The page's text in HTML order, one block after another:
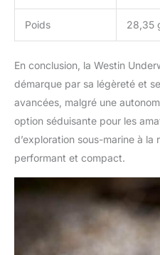
Poids 28,35
En conclusion, la Westin
démarque par sa légèreté et
avancées, malgré une
option séduisante pour les
d’exploration sous-marine à la
performant et compact.